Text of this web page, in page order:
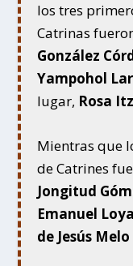
los tres
Catrinas
González
Yampohol
lugar, Rosa
Mientras que
de Catrines
Jongitud
Emanuel
de Jesús